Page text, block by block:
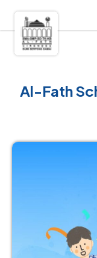
Al-Fath